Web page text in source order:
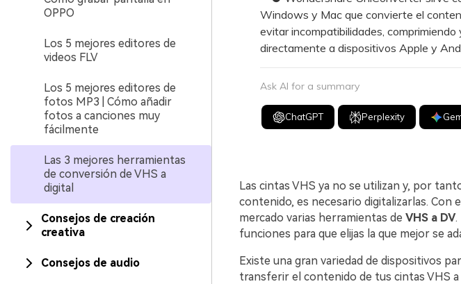
OPPO
Los 5 mejores editores de
videos FLV
Los 5 mejores editores de
fotos MP3 | Cómo añadir
fotos a canciones muy
fácilmente
Las 3 mejores herramientas
de conversión de VHS a
digital
Consejos de creación
creativa
Consejos de audio
Windows y Mac que convierte el
evitar incompatibilidades,
directamente a dispositivos Apple y
Ask AI for a summary
ChatGPT Perplexity
Las cintas VHS ya no se utilizan y, por
contenido, es necesario digitalizarlas. Con
mercado varias herramientas de VHS a DV.
funciones para que elijas la que mejor se
󠀰Existe una gran variedad de dispositivos
transferir el contenido de tus cintas VHS